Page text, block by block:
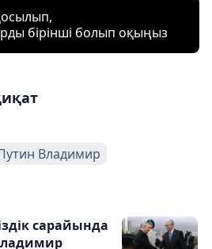
бірінші болып оқыңыз
Владимир
сарайында